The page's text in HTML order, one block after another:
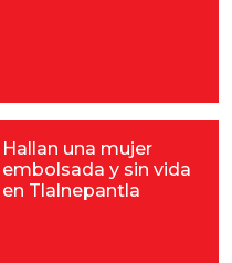
Hallan una mujer
embolsada y sin vida
en Tlalnepantla